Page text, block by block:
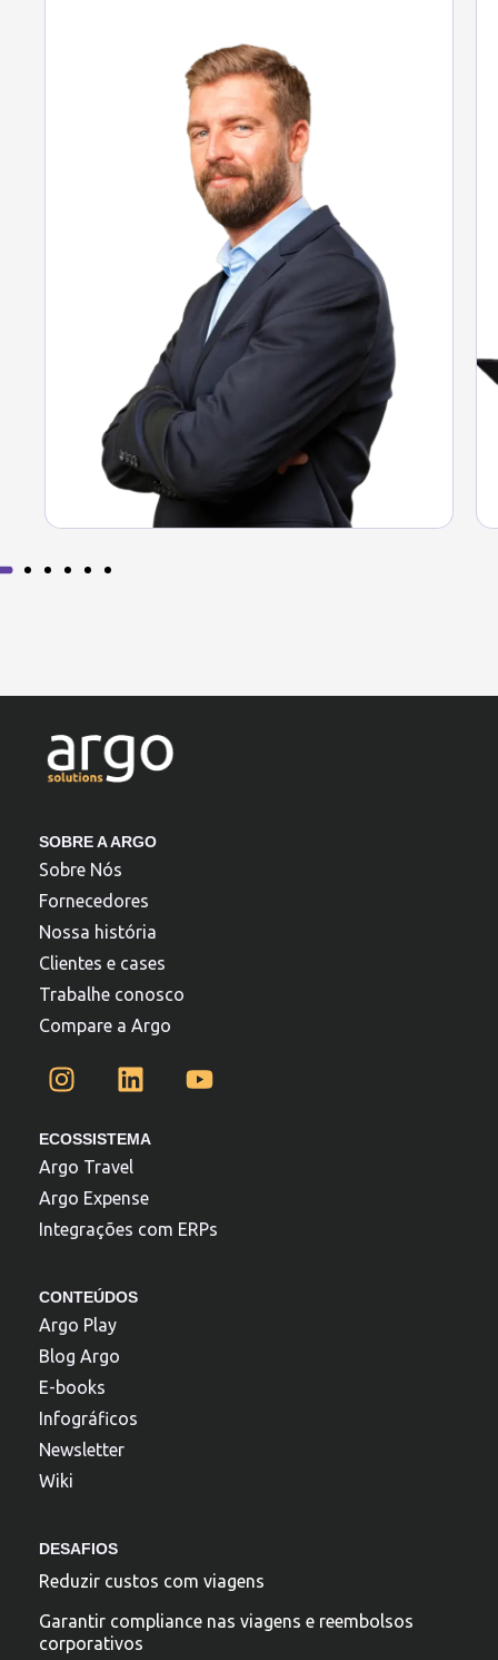
Visibilidade total de gastos.
Compliance garantido.
Decisões com base em dados.
Ver solução Argo
SOBRE A ARGO
Sobre Nós
Fornecedores
Nossa história
Clientes e cases
Trabalhe conosco
Compare a Argo
ECOSSISTEMA
Argo Travel
Argo Expense
Integrações com ERPs
CONTEÚDOS
Argo Play
Blog Argo
E-books
Infográficos
Newsletter
Wiki
DESAFIOS
Reduzir custos com viagens
Garantir compliance nas viagens e reembolsos
corporativos